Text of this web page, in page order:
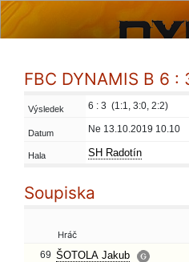
FBC DYNAMIS B 6
Výsledek 6 : 3 (1:1, 3:0, 2:2)
Datum Ne 13.10.2019 10.10
Hala SH Radotín
Soupiska
Hráč
69 ŠOTOLA Jakub